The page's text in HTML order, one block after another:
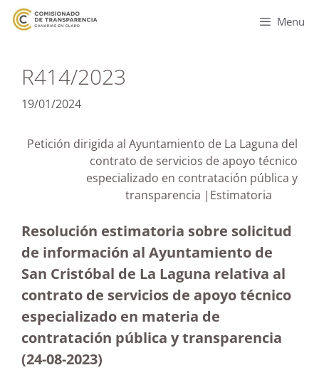
Menu
R414/2023
19/01/2024
Petición dirigida al Ayuntamiento de La Laguna del
contrato de servicios de apoyo técnico
especializado en contratación pública y
transparencia |Estimatoria
Resolución estimatoria sobre solicitud
de información al Ayuntamiento de
San Cristóbal de La Laguna relativa al
contrato de servicios de apoyo técnico
especializado en materia de
contratación pública y transparencia
(24-08-2023)